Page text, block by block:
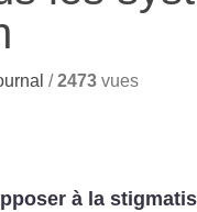
/2473 vues
à la